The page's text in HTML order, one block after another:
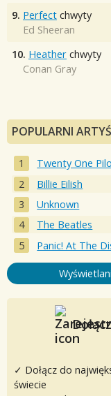
9. Perfect chwyty
Ed Sheeran
10. Heather chwyty
Conan Gray
POPULARNI
Twenty One
Billie Eilish
Unknown
The Beatles
Panic! At The
✓ Dołącz do
świecie